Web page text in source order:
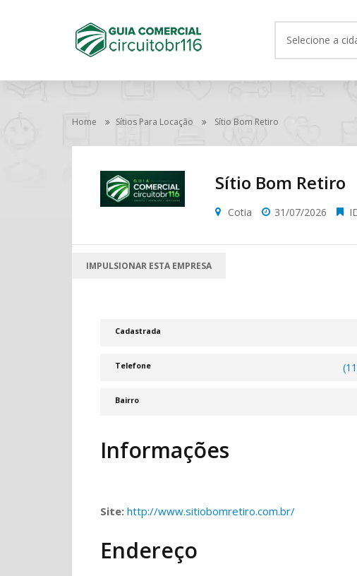
Selecione a
Home Sítios Para Locação Sítio Bom Retiro
Sítio Bom Retiro
Cotia 31/07/2026
IMPULSIONAR ESTA EMPRESA
Cadastrada
Telefone
Bairro
Informações
Site: http://www.sitiobomretiro.com.br/
Endereço